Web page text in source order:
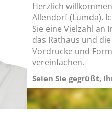
Herzlich
Allendorf (Lumda).
Sie eine Vielzahl
das Rathaus und
Vordrucke und
vereinfachen.
Seien Sie gegrüßt,